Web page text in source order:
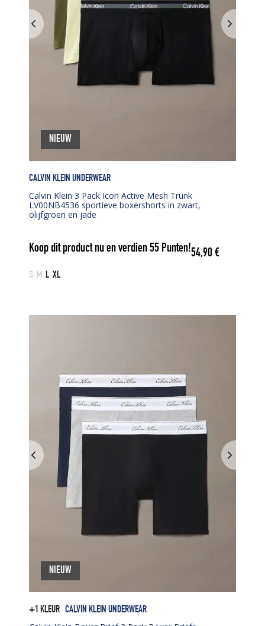
CALVIN KLEIN UNDERWEAR
Calvin Klein 3 Pack Icon Active Mesh Trunk
LV00NB4536 sportieve boxershorts in zwart,
olijfgroen en jade
Koop dit product nu en verdien55 Punten!54,90€
S M L XL
NIEUW
+1 KLEUR CALVIN KLEIN UNDERWEAR
NIEUW